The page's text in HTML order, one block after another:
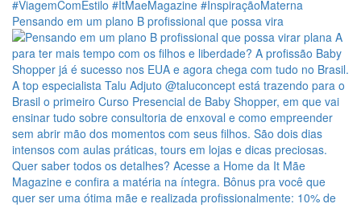
Pensando em um plano B profissional que possa vira